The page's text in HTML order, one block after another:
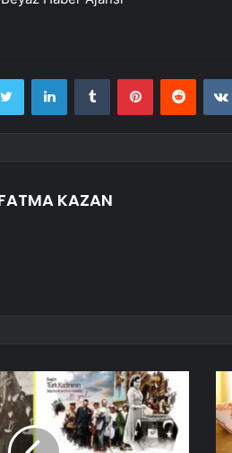
Twitter LinkedInTumblr PinterestReddit
KAZAN